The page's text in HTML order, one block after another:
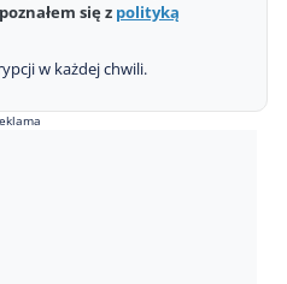
się z polityką
w każdej chwili.